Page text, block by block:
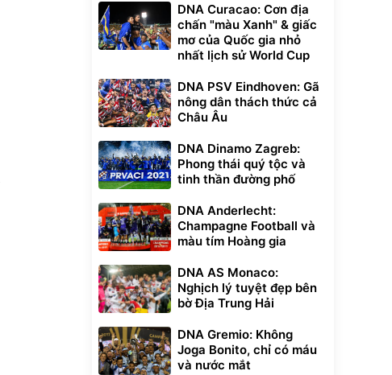
DNA Curacao: Cơn địa
chấn "màu Xanh" & giấc
mơ của Quốc gia nhỏ
nhất lịch sử World Cup
DNA PSV Eindhoven: Gã
nông dân thách thức cả
Châu Âu
DNA Dinamo Zagreb:
Phong thái quý tộc và
tinh thần đường phố
DNA Anderlecht:
Champagne Football và
màu tím Hoàng gia
DNA AS Monaco:
Nghịch lý tuyệt đẹp bên
bờ Địa Trung Hải
DNA Gremio: Không
Joga Bonito, chỉ có máu
và nước mắt